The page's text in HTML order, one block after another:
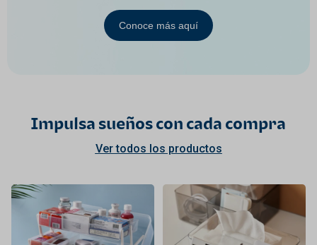
Conoce más aquí
Impulsa sueños con cada compra
Ver todos los productos